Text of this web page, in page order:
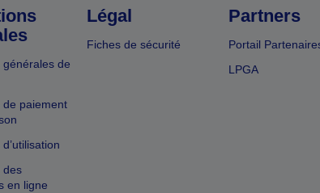
de
de paiement
des
en ligne
Légal
Fiches de sécurité
Partners
Portail
LPGA